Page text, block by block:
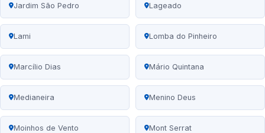
Jardim São Pedro Lageado
Lami Lomba do Pinheiro
Marcílio Dias Mário Quintana
Medianeira Menino Deus
Moinhos de Vento Mont Serrat